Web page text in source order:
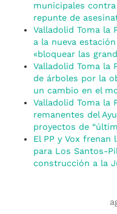
municipales
repunte de
Valladolid Toma la
a la nueva
«bloquear las
Valladolid Toma la
de árboles por la
un cambio en el
Valladolid Toma la
remanentes del
proyectos de
El PP y Vox
para Los Santos-
construcción a la